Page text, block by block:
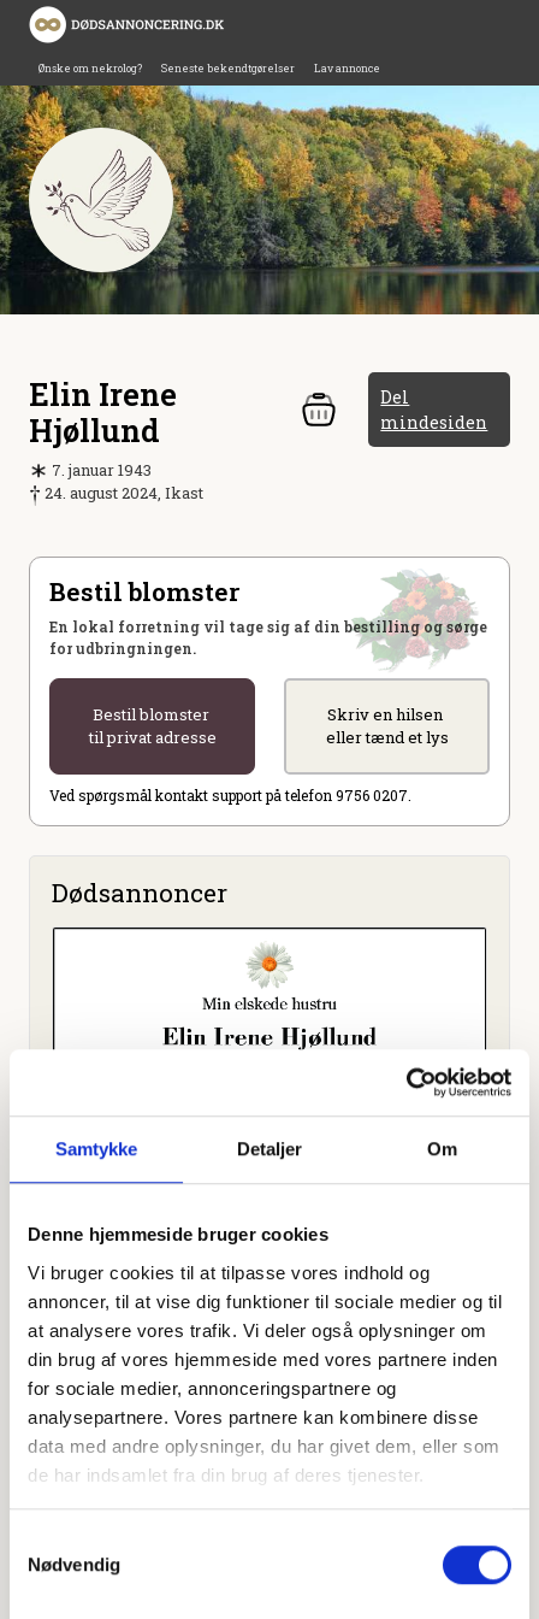
Samtykke Detaljer Om
Denne hjemmeside bruger cookies
Vi bruger cookies til at tilpasse vores indhold og
annoncer, til at vise dig funktioner til sociale medier og til
at analysere vores trafik. Vi deler også oplysninger om
din brug af vores hjemmeside med vores partnere inden
for sociale medier, annonceringspartnere og
analysepartnere. Vores partnere kan kombinere disse
data med andre oplysninger, du har givet dem, eller som
de har indsamlet fra din brug af deres tjenester.
Nødvendig
Ønske om nekrolog? Seneste bekendtgørelser Lav annonce
Elin Irene
Hjøllund
Del
mindesiden
7. januar 1943
24. august 2024, Ikast
Bestil blomster
En lokal forretning vil tage sig af din bestilling og sørge
for udbringningen.
Bestil blomster
til privat adresse
Skriv en hilsen
eller tænd et lys
Ved spørgsmål kontakt support på telefon 9756 0207.
Dødsannoncer
Offentligtgjort i Ikast-Brande Avis d. 28. august 2024
Højtideligheden
Lørdagd. 31. august 2024 kl. 13.00
Ikast Kirke
Kirkegade 3, 7430 Ikast
+
−